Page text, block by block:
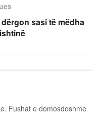
sasi të mëdha
Fushat e domosdoshme